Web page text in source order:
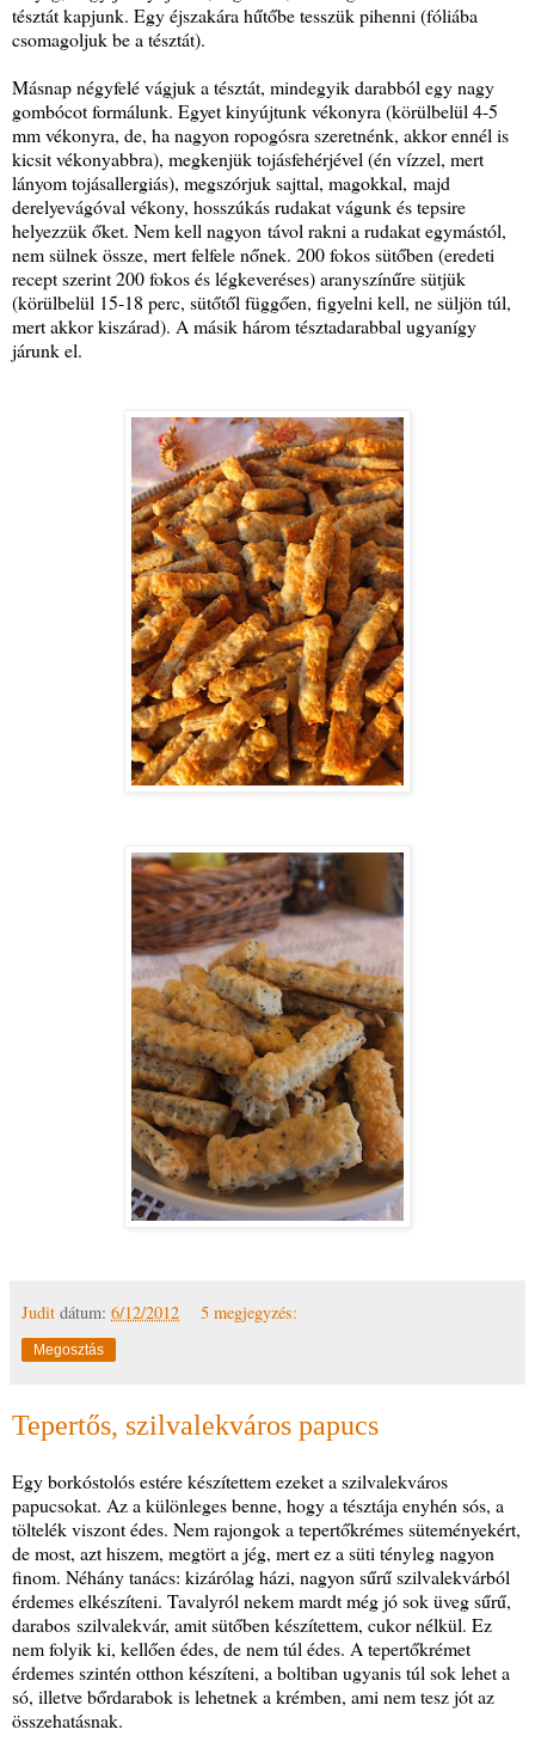
tésztát kapjunk. Egy éjszakára hűtőbe tesszük pihenni (fóliába
csomagoljuk be a tésztát).
Másnap négyfelé vágjuk a tésztát, mindegyik darabból egy nagy
gombócot formálunk. Egyet kinyújtunk vékonyra (körülbelül 4-5
mm vékonyra, de, ha nagyon ropogósra szeretnénk, akkor ennél is
kicsit vékonyabbra), megkenjük tojásfehérjével (én vízzel, mert
lányom tojásallergiás), megszórjuk sajttal, magokkal, majd
derelyevágóval vékony, hosszúkás rudakat vágunk és tepsire
helyezzük őket. Nem kell nagyon távol rakni a rudakat egymástól,
nem sülnek össze, mert felfele nőnek. 200 fokos sütőben (eredeti
recept szerint 200 fokos és légkeveréses) aranyszínűre sütjük
(körülbelül 15-18 perc, sütőtől függően, figyelni kell, ne süljön túl,
mert akkor kiszárad). A másik három tésztadarabbal ugyanígy
járunk el.
Judit dátum: 6/12/2012 5 megjegyzés:
Megosztás
Tepertős, szilvalekváros papucs
Egy borkóstolós estére készítettem ezeket a szilvalekváros
papucsokat. Az a különleges benne, hogy a tésztája enyhén sós, a
töltelék viszont édes. Nem rajongok a tepertőkrémes süteményekért,
de most, azt hiszem, megtört a jég, mert ez a süti tényleg nagyon
finom. Néhány tanács: kizárólag házi, nagyon sűrű szilvalekvárból
érdemes elkészíteni. Tavalyról nekem mardt még jó sok üveg sűrű,
darabos szilvalekvár, amit sütőben készítettem, cukor nélkül. Ez
nem folyik ki, kellően édes, de nem túl édes. A tepertőkrémet
érdemes szintén otthon készíteni, a boltiban ugyanis túl sok lehet a
só, illetve bőrdarabok is lehetnek a krémben, ami nem tesz jót az
összehatásnak.